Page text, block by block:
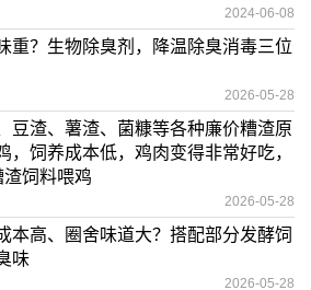
2024-06-08
重？生物除臭剂，降温除臭消毒三位
2026-05-28
豆渣、薯渣、菌糠等各种廉价糟渣原
，饲养成本低，鸡肉变得非常好吃，
饲料喂鸡
2026-05-28
本高、圈舍味道大？搭配部分发酵饲
味
2026-05-28